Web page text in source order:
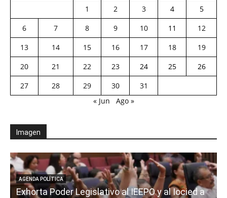
1 2 3 4
5
6
7 8 9 10 11
12
13
14 15 16 17 18
19
20
21 22 23 24 25
26
27
28 29 30
31
« Jun
Ago »
Imagen
AGENDA POLÍTICA
Exhorta Poder Legislativo al IEEPO y al Iocied a